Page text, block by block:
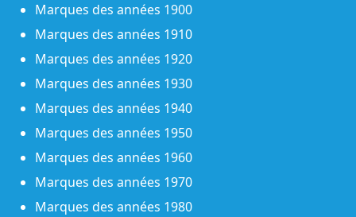
Marques des années 1900
Marques des années 1910
Marques des années 1920
Marques des années 1930
Marques des années 1940
Marques des années 1950
Marques des années 1960
Marques des années 1970
Marques des années 1980